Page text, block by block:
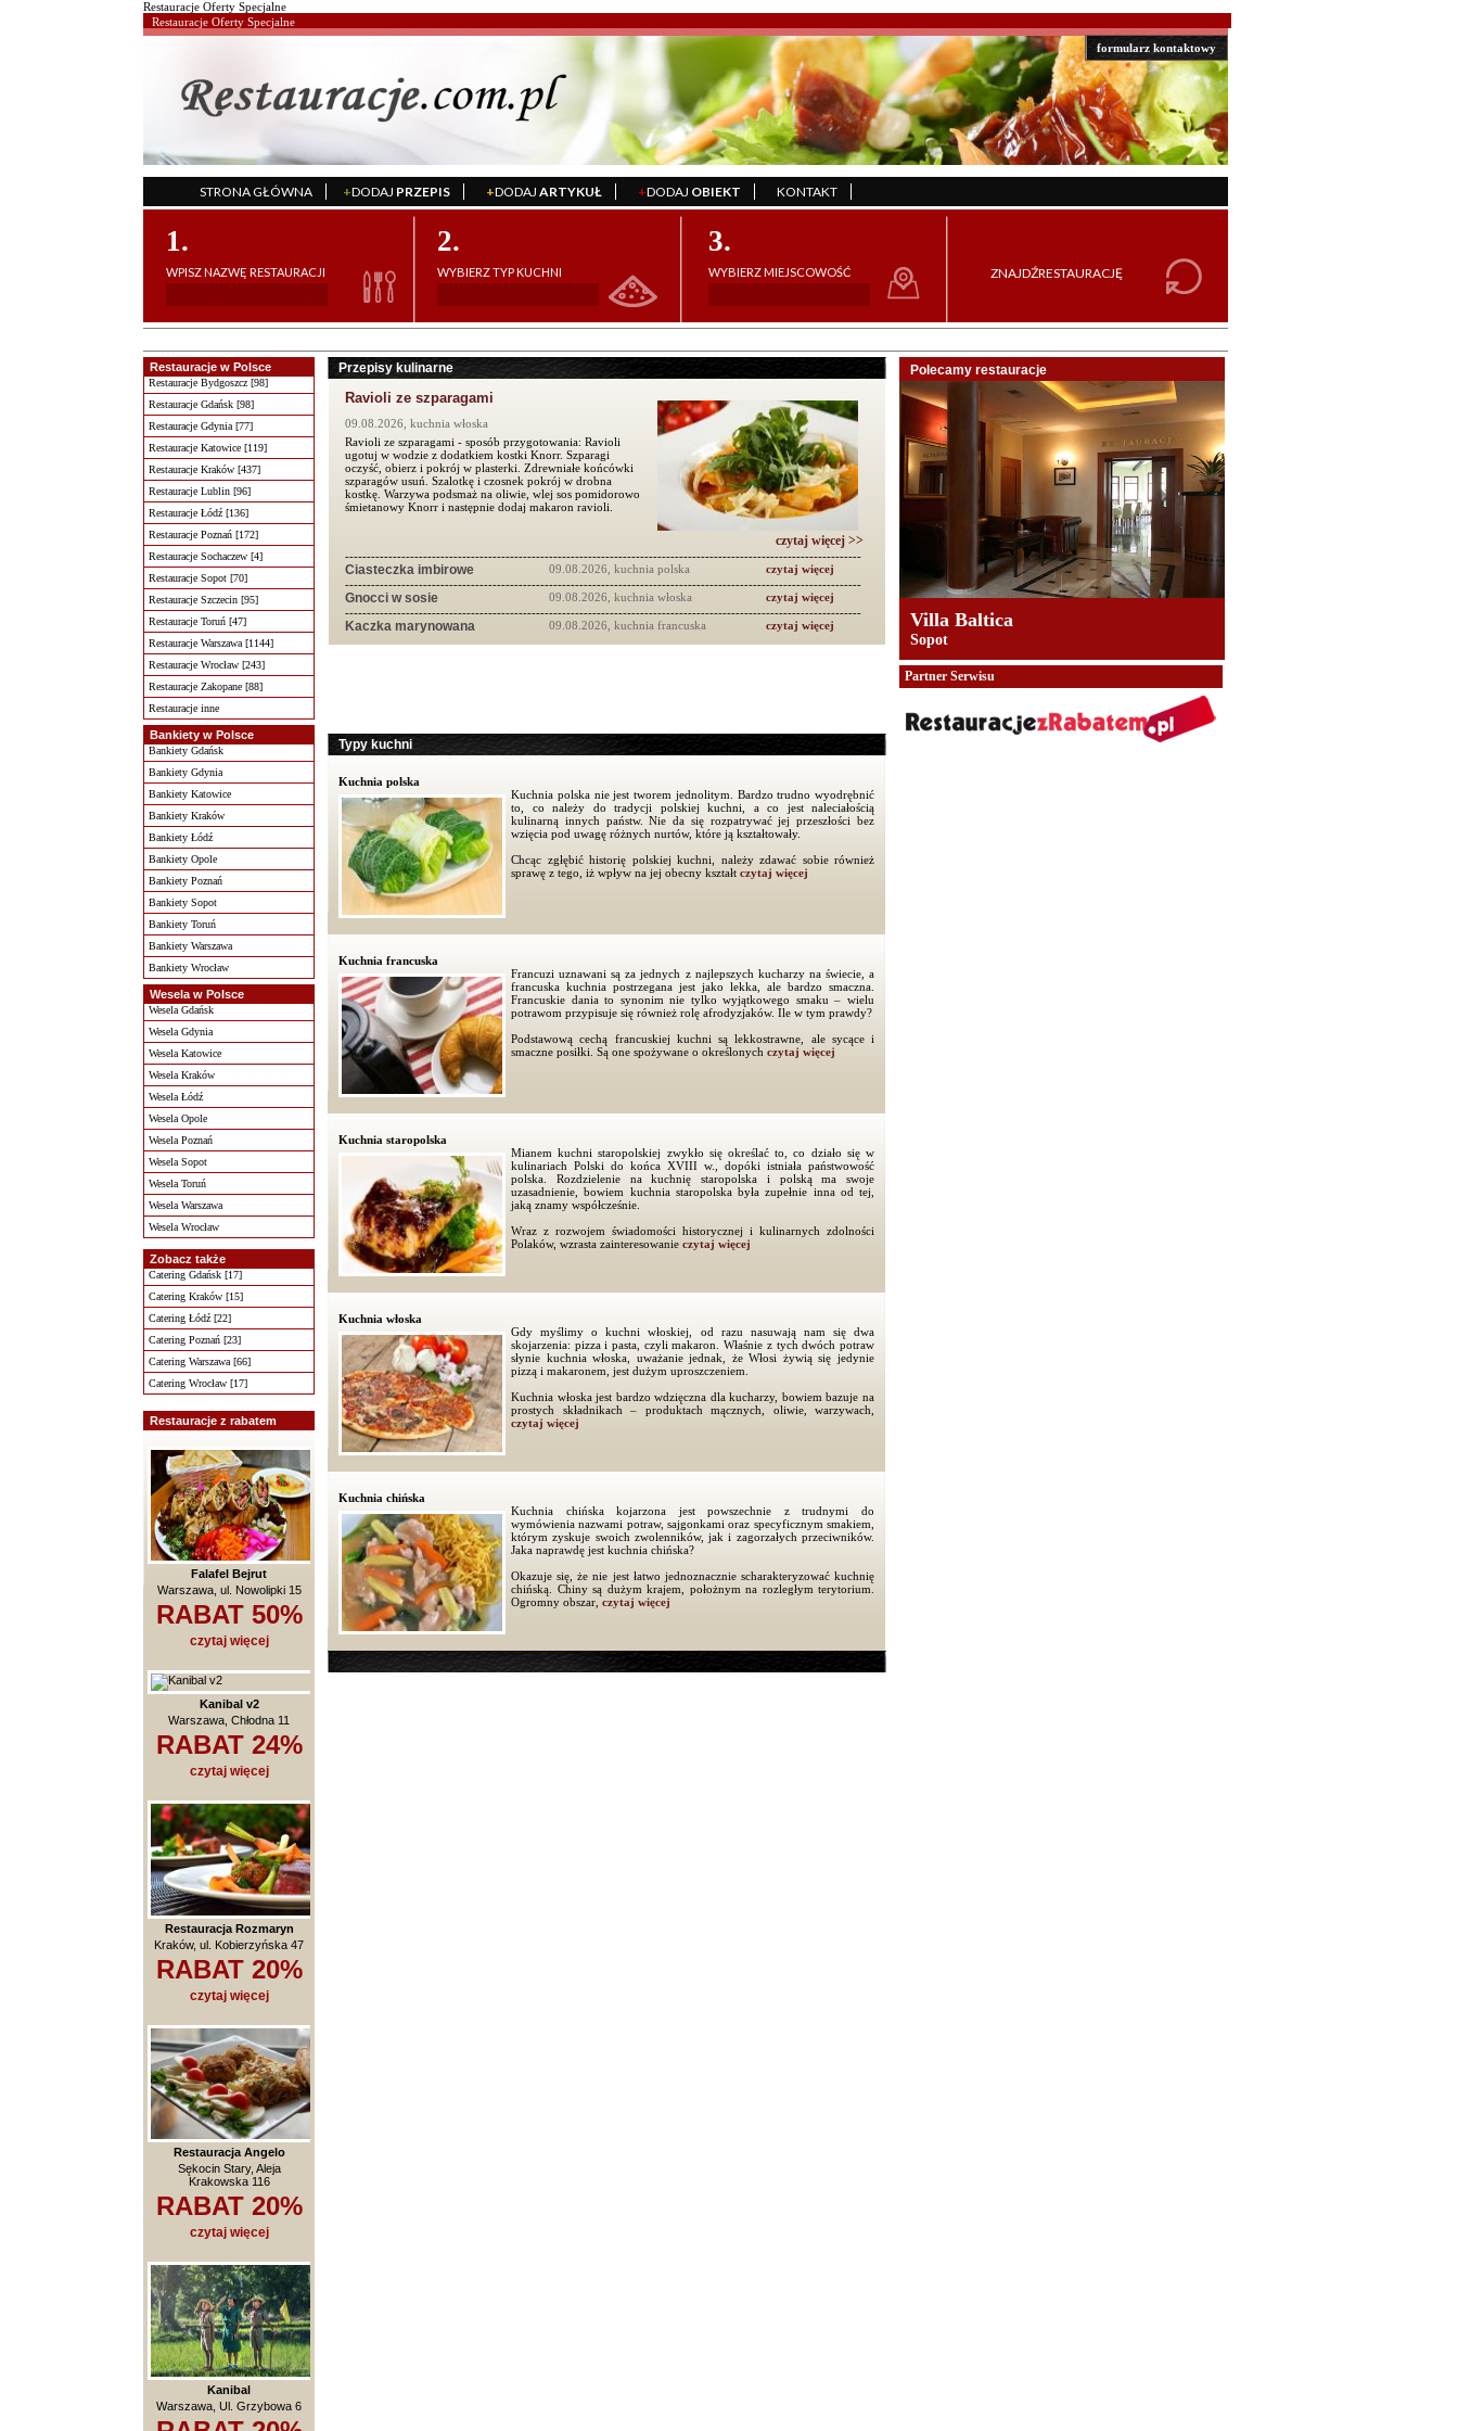
Restauracje Oferty Specjalne
formularz kontaktowy
Restauracje Oferty Specjalne
STRONA GŁÓWNA +DODAJ PRZEPIS +DODAJ ARTYKUŁ +DODAJ OBIEKT KONTAKT
1.
WPISZ NAZWĘ RESTAURACJI
2.
WYBIERZ TYP KUCHNI
3.
WYBIERZ MIEJSCOWOŚĆ
Restauracje w Polsce
Restauracje Bydgoszcz [98]
Restauracje Gdańsk [98]
Restauracje Gdynia [77]
Restauracje Katowice [119]
Restauracje Kraków [437]
Restauracje Lublin [96]
Restauracje Łódź [136]
Restauracje Poznań [172]
Restauracje Sochaczew [4]
Restauracje Sopot [70]
Restauracje Szczecin [95]
Restauracje Toruń [47]
Restauracje Warszawa [1144]
Restauracje Wrocław [243]
Restauracje Zakopane [88]
Restauracje inne
Bankiety w Polsce
Bankiety Gdańsk
Bankiety Gdynia
Bankiety Katowice
Bankiety Kraków
Bankiety Łódź
Bankiety Opole
Bankiety Poznań
Bankiety Sopot
Bankiety Toruń
Bankiety Warszawa
Bankiety Wrocław
Wesela w Polsce
Wesela Gdańsk
Wesela Gdynia
Wesela Katowice
Wesela Kraków
Wesela Łódź
Wesela Opole
Wesela Poznań
Wesela Sopot
Wesela Toruń
Wesela Warszawa
Wesela Wrocław
Zobacz także
Catering Gdańsk [17]
Catering Kraków [15]
Catering Łódź [22]
Catering Poznań [23]
Catering Warszawa [66]
Catering Wrocław [17]
Restauracje z rabatem
Falafel Bejrut
Warszawa, ul. Nowolipki 15
RABAT 50%
czytaj więcej
Kanibal v2
Warszawa, Chłodna 11
RABAT 24%
czytaj więcej
Restauracja Rozmaryn
Kraków, ul. Kobierzyńska 47
RABAT 20%
czytaj więcej
Restauracja Angelo
Sękocin Stary, Aleja
Krakowska 116
RABAT 20%
czytaj więcej
Kanibal
Warszawa, Ul. Grzybowa 6
Przepisy kulinarne
Ravioli ze szparagami
09.08.2026, kuchnia włoska
Ravioli ze szparagami - sposób przygotowania: Ravioli
ugotuj w wodzie z dodatkiem kostki Knorr. Szparagi
oczyść, obierz i pokrój w plasterki. Zdrewniałe końcówki
szparagów usuń. Szalotkę i czosnek pokrój w drobna
kostkę. Warzywa podsmaż na oliwie, wlej sos pomidorowo
śmietanowy Knorr i następnie dodaj makaron ravioli.
czytaj więcej >>
-----------------------------------------------------------------------------------------------------------------------
Ciasteczka imbirowe 09.08.2026, kuchnia polska
czytaj więcej
-----------------------------------------------------------------------------------------------------------------------
Gnocci w sosie 09.08.2026, kuchnia włoska
czytaj więcej
-----------------------------------------------------------------------------------------------------------------------
Kaczka marynowana 09.08.2026, kuchnia francuska czytaj więcej
Typy kuchni
Kuchnia polska
Kuchnia polska nie jest tworem jednolitym. Bardzo trudno wyodrębnić
to, co należy do tradycji polskiej kuchni, a co jest naleciałością
kulinarną innych państw. Nie da się rozpatrywać jej przeszłości bez
wzięcia pod uwagę różnych nurtów, które ją kształtowały.
Chcąc zgłębić historię polskiej kuchni, należy zdawać sobie również
sprawę z tego, iż wpływ na jej obecny kształt czytaj więcej
Kuchnia francuska
Francuzi uznawani są za jednych z najlepszych kucharzy na świecie, a
francuska kuchnia postrzegana jest jako lekka, ale bardzo smaczna.
Francuskie dania to synonim nie tylko wyjątkowego smaku – wielu
potrawom przypisuje się również rolę afrodyzjaków. Ile w tym prawdy?
Podstawową cechą francuskiej kuchni są lekkostrawne, ale sycące i
smaczne posiłki. Są one spożywane o określonych czytaj więcej
Kuchnia staropolska
Mianem kuchni staropolskiej zwykło się określać to, co działo się w
kulinariach Polski do końca XVIII w., dopóki istniała państwowość
polska. Rozdzielenie na kuchnię staropolska i polską ma swoje
uzasadnienie, bowiem kuchnia staropolska była zupełnie inna od tej,
jaką znamy współcześnie.
Wraz z rozwojem świadomości historycznej i kulinarnych zdolności
Polaków, wzrasta zainteresowanie czytaj więcej
Kuchnia włoska
Gdy myślimy o kuchni włoskiej, od razu nasuwają nam się dwa
skojarzenia: pizza i pasta, czyli makaron. Właśnie z tych dwóch potraw
słynie kuchnia włoska, uważanie jednak, że Włosi żywią się jedynie
pizzą i makaronem, jest dużym uproszczeniem.
Kuchnia włoska jest bardzo wdzięczna dla kucharzy, bowiem bazuje na
prostych składnikach – produktach mącznych, oliwie, warzywach,
czytaj więcej
Kuchnia chińska
Kuchnia chińska kojarzona jest powszechnie z trudnymi do
wymówienia nazwami potraw, sajgonkami oraz specyficznym smakiem,
którym zyskuje swoich zwolenników, jak i zagorzałych przeciwników.
Jaka naprawdę jest kuchnia chińska?
Okazuje się, że nie jest łatwo jednoznacznie scharakteryzować kuchnię
chińską. Chiny są dużym krajem, położnym na rozległym terytorium.
Ogromny obszar, czytaj więcej
Polecamy restauracje
Villa Baltica
Sopot
Partner Serwisu